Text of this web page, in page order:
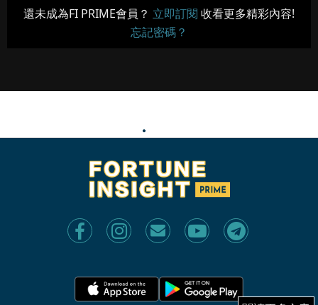
還未成為FI PRIME會員？ 立即訂閱 收看更多精彩內容!
忘記密碼？